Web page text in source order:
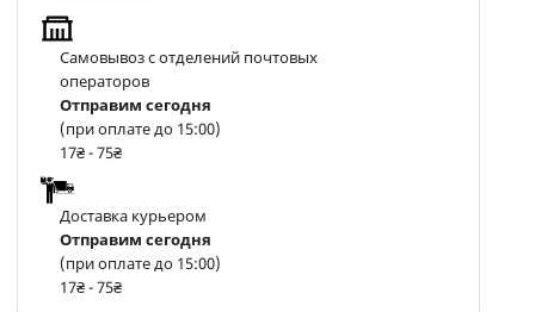
Самовывоз с отделений почтовых
операторов
Отправим сегодня
(при оплате до 15:00)
17₴ - 75₴
Доставка курьером
Отправим сегодня
(при оплате до 15:00)
17₴ - 75₴